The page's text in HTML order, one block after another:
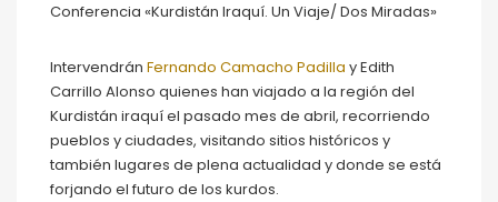
Conferencia «Kurdistán Iraquí. Un Viaje/ Dos Miradas»
Intervendrán Fernando Camacho Padilla y Edith
Carrillo Alonso quienes han viajado a la región del
Kurdistán iraquí el pasado mes de abril, recorriendo
pueblos y ciudades, visitando sitios históricos y
también lugares de plena actualidad y donde se está
forjando el futuro de los kurdos.